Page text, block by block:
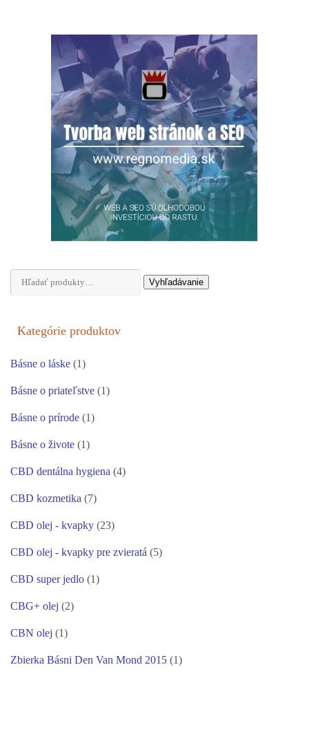
Hľadať: Vyhľadávanie
Kategórie produktov
Básne o láske (1)
Básne o priateľstve (1)
Básne o prírode (1)
Básne o živote (1)
CBD dentálna hygiena (4)
CBD kozmetika (7)
CBD olej - kvapky (23)
CBD olej - kvapky pre zvieratá (5)
CBD super jedlo (1)
CBG+ olej (2)
CBN olej (1)
Zbierka Básni Den Van Mond 2015 (1)